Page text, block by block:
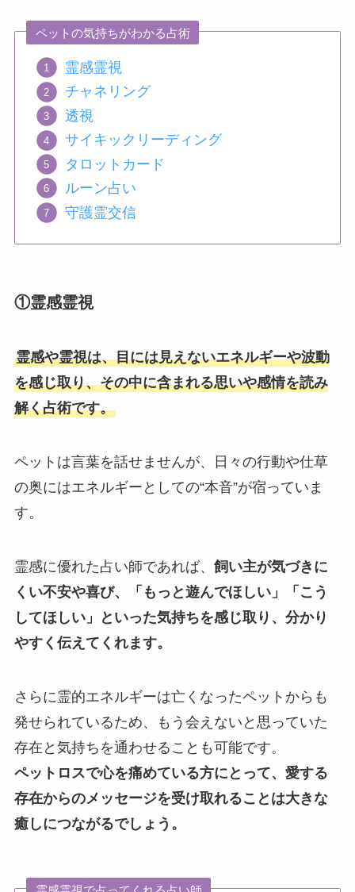
ペットの気持ちがわかる占術
霊感霊視
チャネリング
透視
サイキックリーディング
タロットカード
ルーン占い
守護霊交信
①霊感霊視
霊感や霊視は、目には見えないエネルギーや波動
を感じ取り、その中に含まれる思いや感情を読み
解く占術です。
ペットは言葉を話せませんが、日々の行動や仕草
の奥にはエネルギーとしての“本音”が宿っていま
す。
霊感に優れた占い師であれば、 飼い主が気づきに
くい不安や喜び、「もっと遊んでほしい」「こう
してほしい」といった気持ちを感じ取り、分かり
やすく伝えてくれます。
さらに霊的エネルギーは亡くなったペットからも
発せられているため、もう会えないと思っていた
存在と気持ちを通わせることも可能です。
ペットロスで心を痛めている方にとって、愛する
存在からのメッセージを受け取れることは大きな
癒しにつながるでしょう。